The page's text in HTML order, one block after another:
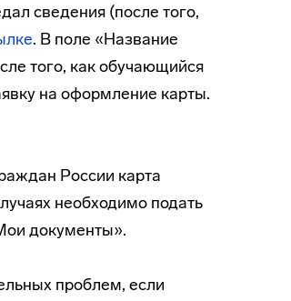
сведения (после того,
. В поле «Название
того, как обучающийся
на оформление карты.
России карта
необходимо подать
документы».
проблем, если